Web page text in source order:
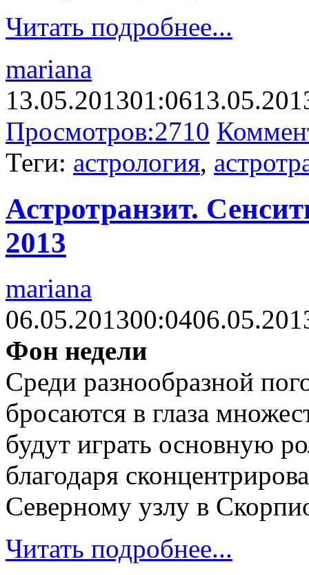
Читать подробнее...
mariana
13.05.201301:06
Просмотров:2710
Теги: астрология,
Астротранзит.
2013
mariana
06.05.201300:04
Фон недели
Среди разнообразной
бросаются в глаза
будут играть основную
благодаря
Северному узлу в
Читать подробнее...